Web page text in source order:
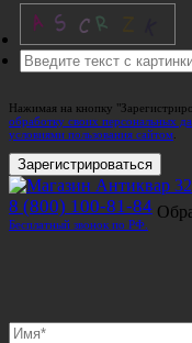
Нажимая на кнопку
обработку своих персональных
условиями пользования сайтом
Зарегистрироваться
8 (800) 100-81-84
Бесплатный звонок по РФ.